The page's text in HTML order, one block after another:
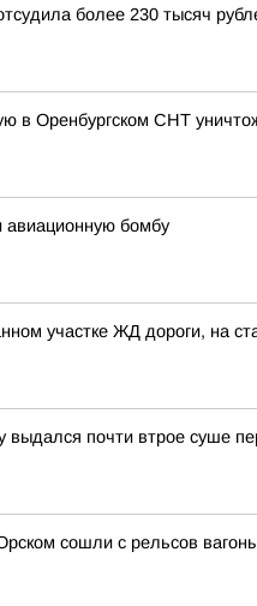
более 230 тысяч
в Оренбургском СНТ
авиационную бомбу
участке ЖД дороги, на
выдался почти втрое суше
сошли с рельсов